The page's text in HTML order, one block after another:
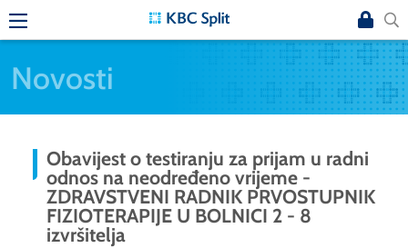
Novosti
Obavijest o testiranju za prijam u radni
odnos na neodređeno vrijeme -
ZDRAVSTVENI RADNIK PRVOSTUPNIK
FIZIOTERAPIJE U BOLNICI 2 - 8
izvršitelja